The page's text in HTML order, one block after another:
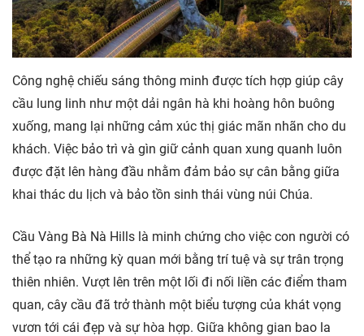
Công nghệ chiếu sáng thông minh được tích hợp giúp cây
cầu lung linh như một dải ngân hà khi hoàng hôn buông
xuống, mang lại những cảm xúc thị giác mãn nhãn cho du
khách. Việc bảo trì và gìn giữ cảnh quan xung quanh luôn
được đặt lên hàng đầu nhằm đảm bảo sự cân bằng giữa
khai thác du lịch và bảo tồn sinh thái vùng núi Chúa.
Cầu Vàng Bà Nà Hills là minh chứng cho việc con người có
thể tạo ra những kỳ quan mới bằng trí tuệ và sự trân trọng
thiên nhiên. Vượt lên trên một lối đi nối liền các điểm tham
quan, cây cầu đã trở thành một biểu tượng của khát vọng
vươn tới cái đẹp và sự hòa hợp. Giữa không gian bao la